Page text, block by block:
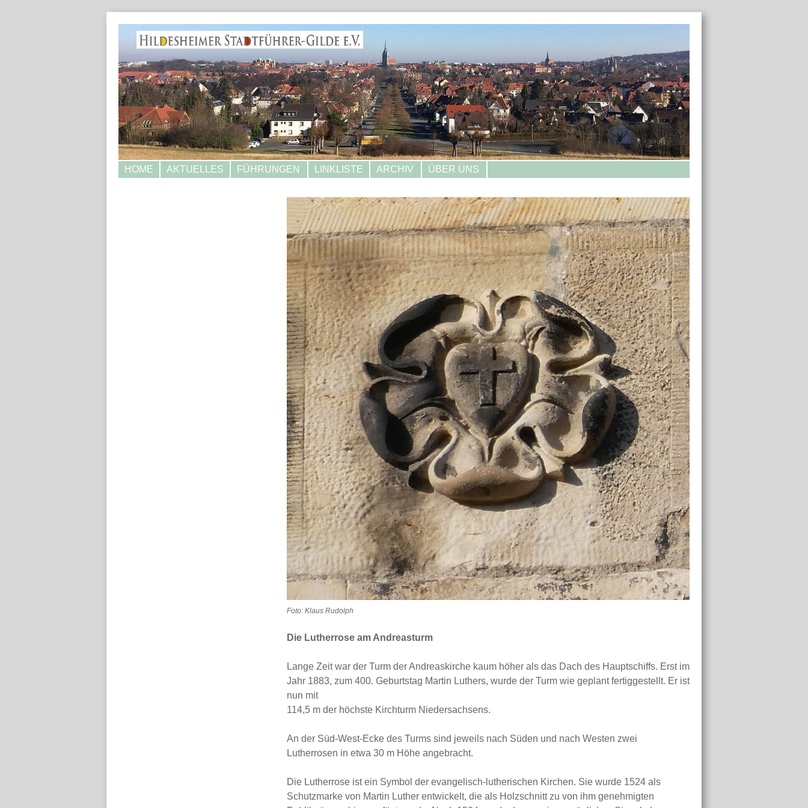
HOME AKTUELLES FÜHRUNGEN LINKLISTE ARCHIV ÜBER UNS
Foto: Klaus Rudolph
Die Lutherrose am Andreasturm
Lange Zeit war der Turm der Andreaskirche kaum höher als das Dach des Hauptschiffs. Erst im
Jahr 1883, zum 400. Geburtstag Martin Luthers, wurde der Turm wie geplant fertiggestellt. Er ist
nun mit
114,5 m der höchste Kirchturm Niedersachsens.
An der Süd-West-Ecke des Turms sind jeweils nach Süden und nach Westen zwei
Lutherrosen in etwa 30 m Höhe angebracht.
Die Lutherrose ist ein Symbol der evangelisch-lutherischen Kirchen. Sie wurde 1524 als
Schutzmarke von Martin Luther entwickelt, die als Holzschnitt zu von ihm genehmigten